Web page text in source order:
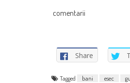
comentarii
Share
Tagged bani esec